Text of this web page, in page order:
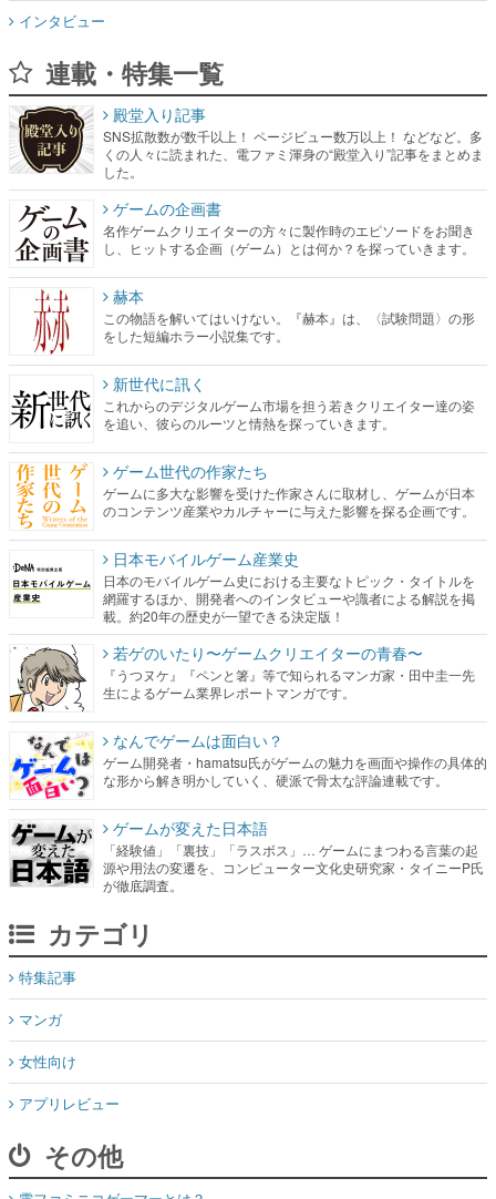
インタビュー
連載・特集一覧
殿堂入り記事
SNS拡散数が数千以上！ ページビュー数万以上！ などなど。多
くの人々に読まれた、電ファミ渾身の“殿堂入り”記事をまとめま
した。
ゲームの企画書
名作ゲームクリエイターの方々に製作時のエピソードをお聞き
し、ヒットする企画（ゲーム）とは何か？を探っていきます。
赫本
この物語を解いてはいけない。『赫本』は、〈試験問題〉の形
をした短編ホラー小説集です。
新世代に訊く
これからのデジタルゲーム市場を担う若きクリエイター達の姿
を追い、彼らのルーツと情熱を探っていきます。
ゲーム世代の作家たち
ゲームに多大な影響を受けた作家さんに取材し、ゲームが日本
のコンテンツ産業やカルチャーに与えた影響を探る企画です。
日本モバイルゲーム産業史
日本のモバイルゲーム史における主要なトピック・タイトルを
網羅するほか、開発者へのインタビューや識者による解説を掲
載。約20年の歴史が一望できる決定版！
若ゲのいたり〜ゲームクリエイターの青春〜
『うつヌケ』『ペンと箸』等で知られるマンガ家・田中圭一先
生によるゲーム業界レポートマンガです。
なんでゲームは面白い？
ゲーム開発者・hamatsu氏がゲームの魅力を画面や操作の具体的
な形から解き明かしていく、硬派で骨太な評論連載です。
ゲームが変えた日本語
「経験値」「裏技」「ラスボス」… ゲームにまつわる言葉の起
源や用法の変遷を、コンピューター文化史研究家・タイニーP氏
が徹底調査。
カテゴリ
特集記事
マンガ
女性向け
アプリレビュー
その他